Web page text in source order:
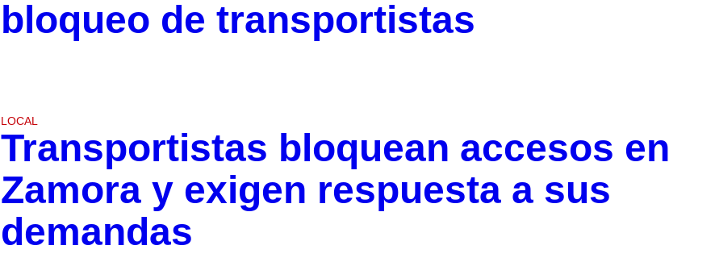
bloqueo de transportistas
LOCAL
Transportistas bloquean accesos en
Zamora y exigen respuesta a sus
demandas